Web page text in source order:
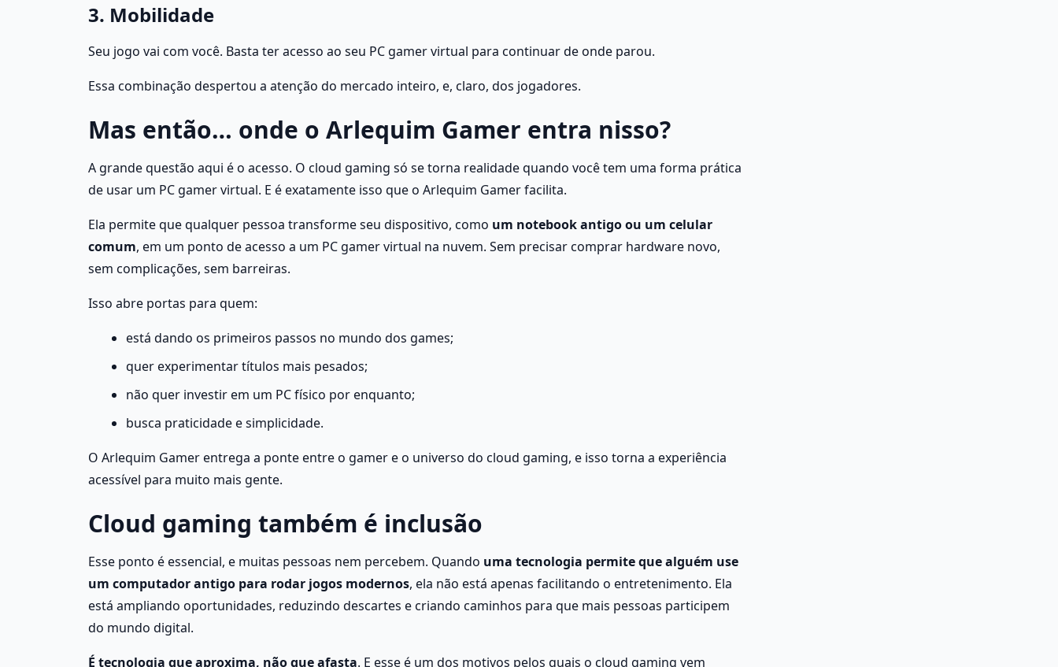
3. Mobilidade
Seu jogo vai com você. Basta ter acesso ao seu PC gamer virtual para continuar de onde parou.
Essa combinação despertou a atenção do mercado inteiro, e, claro, dos jogadores.
Mas então… onde o Arlequim Gamer entra nisso?
A grande questão aqui é o acesso. O cloud gaming só se torna realidade quando você tem uma forma prática
de usar um PC gamer virtual. E é exatamente isso que o Arlequim Gamer facilita.
Ela permite que qualquer pessoa transforme seu dispositivo, como um notebook antigo ou um celular
comum, em um ponto de acesso a um PC gamer virtual na nuvem. Sem precisar comprar hardware novo,
sem complicações, sem barreiras.
Isso abre portas para quem:
está dando os primeiros passos no mundo dos games;
quer experimentar títulos mais pesados;
não quer investir em um PC físico por enquanto;
busca praticidade e simplicidade.
O Arlequim Gamer entrega a ponte entre o gamer e o universo do cloud gaming, e isso torna a experiência
acessível para muito mais gente.
Cloud gaming também é inclusão
Esse ponto é essencial, e muitas pessoas nem percebem. Quando uma tecnologia permite que alguém use
um computador antigo para rodar jogos modernos, ela não está apenas facilitando o entretenimento. Ela
está ampliando oportunidades, reduzindo descartes e criando caminhos para que mais pessoas participem
do mundo digital.
É tecnologia que aproxima, não que afasta. E esse é um dos motivos pelos quais o cloud gaming vem